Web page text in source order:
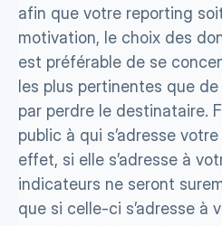
afin que votre reporting
motivation, le choix des
est préférable de se
les plus pertinentes que
par perdre le destinataire.
public à qui s’adresse
effet, si elle s’adresse à
indicateurs ne seront
que si celle-ci s’adresse à